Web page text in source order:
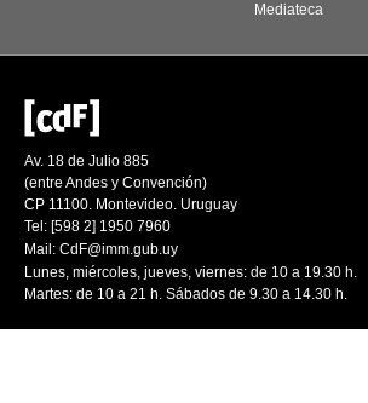
Mediateca
Av. 18 de Julio 885
(entre Andes y Convención)
CP 11100. Montevideo. Uruguay
Tel: [598 2] 1950 7960
Mail: CdF@imm.gub.uy
Lunes, miércoles, jueves, viernes: de 10 a 19.30 h.
Martes: de 10 a 21 h. Sábados de 9.30 a 14.30 h.